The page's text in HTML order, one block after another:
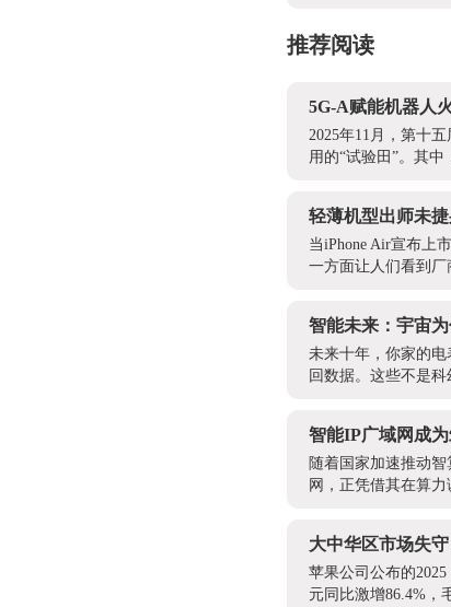
推荐阅读
5G-A赋能机器人
2025年11月，第十
用的“试验田”。其
轻薄机型出师未
当iPhone Air宣布上
一方面让人们看到
智能未来：宇宙
未来十年，你家的
回数据。这些不是
智能IP广域网成
随着国家加速推动
网，正凭借其在算
大中华区市场失
苹果公司公布的
元同比激增86.4%，